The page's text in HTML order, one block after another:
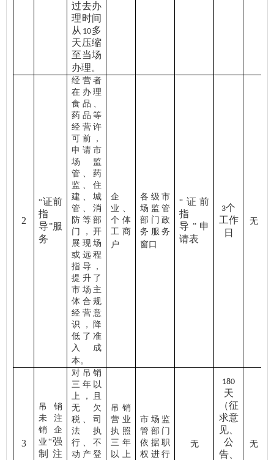
过去办
理时间
从 10多
天压缩
至当场
办理。
2
“证前
指
导”服
务
经营者
在办理
食品、
药品等
经营许
可前，
申请市
场监
管、药
监、住
建、城
管、消
防等部
门，开
展现场
或远程
指导，
提升了
市场主
体合规
经营意
识，降
低了准
入成
本。
企
业、
个体
工商
户
各级市
场监管
部门政
务服务
窗口
“ 证前
指
导 ”申
请表
3个
工作
日
无
3
吊销
未注
销企
业 “强
制注
对吊销
三年以
上，且
无欠
税、司
法执
行、不
动产登
吊销
营业
执照
三年
以上
市场监
管部门
依据职
权进行
无
180
天
（征
求意
见、
公
告、
无